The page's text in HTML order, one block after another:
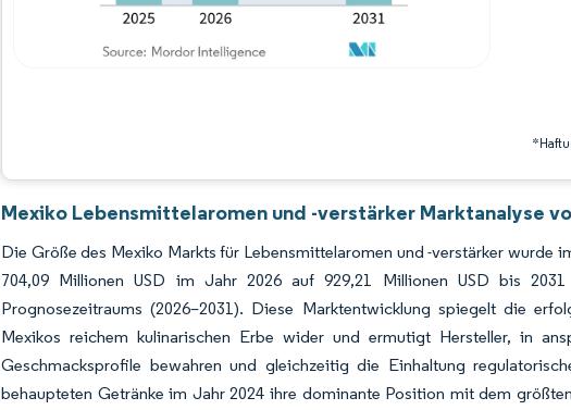
Mexiko Lebensmittelaromen und -verstärker Marktanalyse
Die Größe des Mexiko Markts für Lebensmittelaromen und -verstärker wurde
704,09 Millionen USD im Jahr 2026 auf 929,21 Millionen USD bis
Prognosezeitraums (2026–2031). Diese Marktentwicklung spiegelt die
Mexikos reichem kulinarischen Erbe wider und ermutigt Hersteller, in
Geschmacksprofile bewahren und gleichzeitig die Einhaltung
behaupteten Getränke im Jahr 2024 ihre dominante Position mit dem